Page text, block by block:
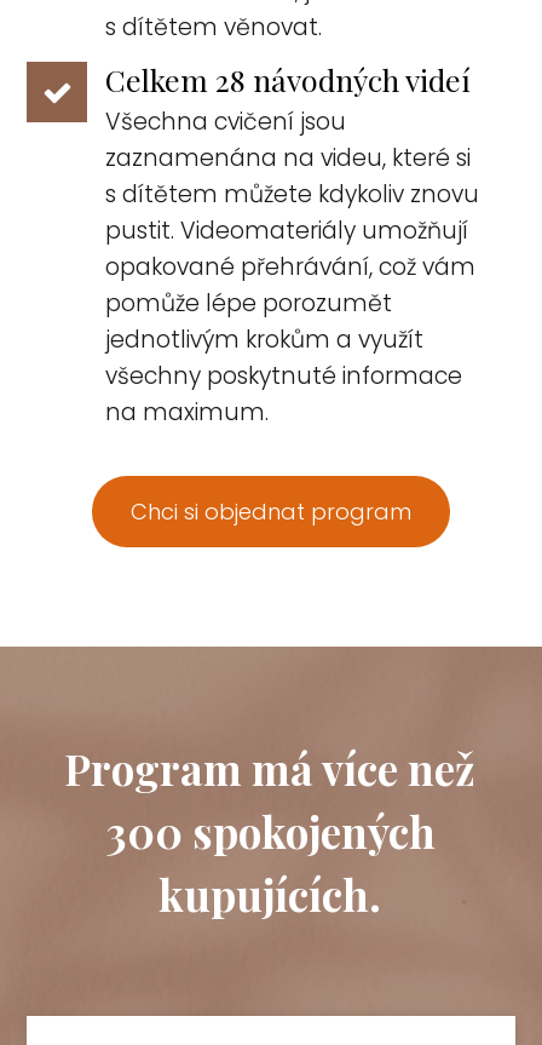
s dítětem věnovat.
Celkem 28 návodných videí
Všechna cvičení jsou
zaznamenána na videu, které si
s dítětem můžete kdykoliv znovu
pustit. Videomateriály umožňují
opakované přehrávání, což vám
pomůže lépe porozumět
jednotlivým krokům a využít
všechny poskytnuté informace
na maximum.
Chci si objednat program
Program má více než
300 spokojených
kupujících.